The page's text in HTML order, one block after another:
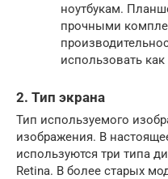
ноутбукам.
прочными
использовать
2. Тип экрана
Тип используемого
изображения. В
используются три типа
Retina. В более старых